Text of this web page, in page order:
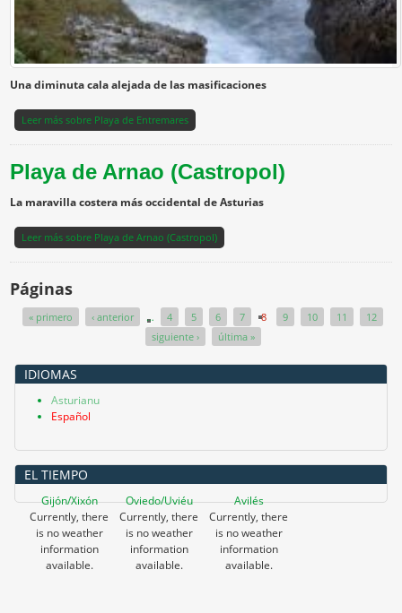
Una diminuta cala alejada de las masificaciones
Leer mássobre Playa de Entremares
Playa de Arnao (Castropol)
La maravilla costera más occidental de Asturias
Leer mássobre Playa de Arnao (Castropol)
Páginas
« primero ‹ anterior … 4 5 6 7 8 9 10 11
12
siguiente ›
última »
IDIOMAS
Asturianu
Español
EL TIEMPO
Gijón/Xixón
Currently, there
is no weather
information
available.
Oviedo/Uviéu
Currently, there
is no weather
information
available.
Avilés
Currently, there
is no weather
information
available.